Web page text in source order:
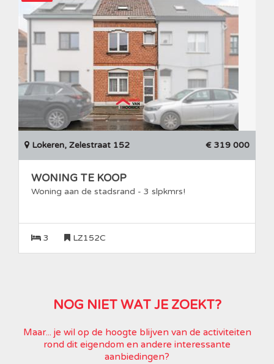
Lokeren, Zelestraat 152 € 319 000
WONING TE KOOP
Woning aan de stadsrand - 3 slpkmrs!
3 LZ152C
NOG NIET WAT JE ZOEKT?
Maar... je wil op de hoogte blijven van de activiteiten
rond dit eigendom en andere interessante
aanbiedingen?